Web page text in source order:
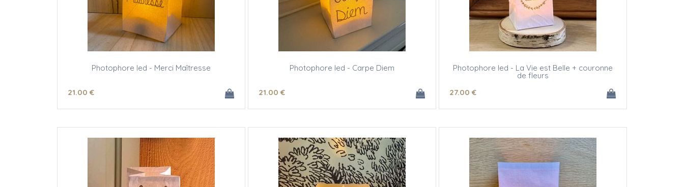
Photophore led - Merci Maîtresse
21.00 €
Photophore led - Carpe Diem
21.00 €
Photophore led - La Vie est Belle + couronne
de fleurs
27.00 €